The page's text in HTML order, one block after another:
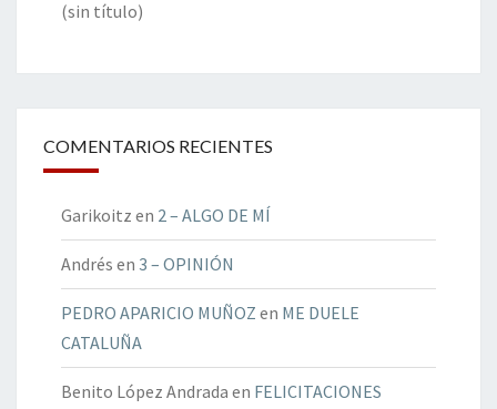
(sin título)
COMENTARIOS RECIENTES
Garikoitz en 2 – ALGO DE MÍ
Andrés en 3 – OPINIÓN
PEDRO APARICIO MUÑOZ en ME DUELE
CATALUÑA
Benito López Andrada en FELICITACIONES